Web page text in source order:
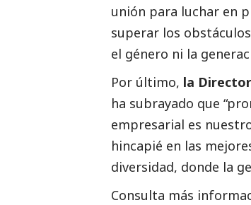
unión para luchar en
superar los
el género ni la
Por último, la
ha subrayado que
empresarial es
hincapié en las
diversidad, donde la
Consulta más